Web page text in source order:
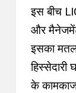
इस बीच
और
इसका
के कामकाज